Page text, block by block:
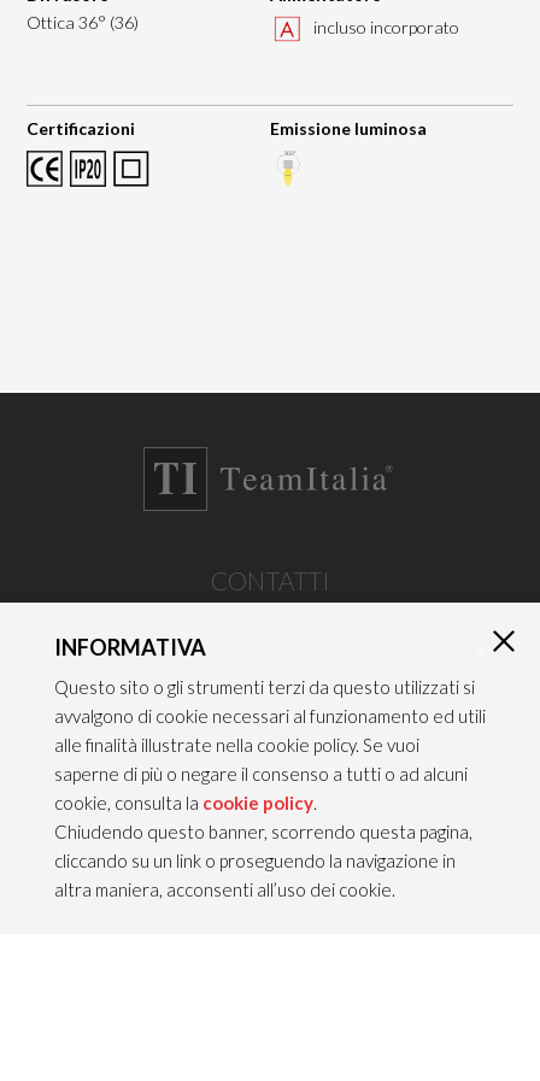
Ottica 36° (36)
incluso incorporato
Certificazioni Emissione luminosa
CONTATTI
TEAM ITALIA S.R.L.
Via dell’Artigianato 21
37066 VERONA — ITALY
Tel 045/8581640
Fax 045/8581650
info@teamitaliailluminazione.it
PEC teamitaliasrl@gigapec.it
INFORMATIVA
Questo sito o gli strumenti terzi da questo utilizzati si
avvalgono di cookie necessari al funzionamento ed utili
alle finalità illustrate nella cookie policy. Se vuoi
saperne di più o negare il consenso a tutti o ad alcuni
cookie, consulta la cookie policy.
Chiudendo questo banner, scorrendo questa pagina,
cliccando su un link o proseguendo la navigazione in
altra maniera, acconsenti all’uso dei cookie.